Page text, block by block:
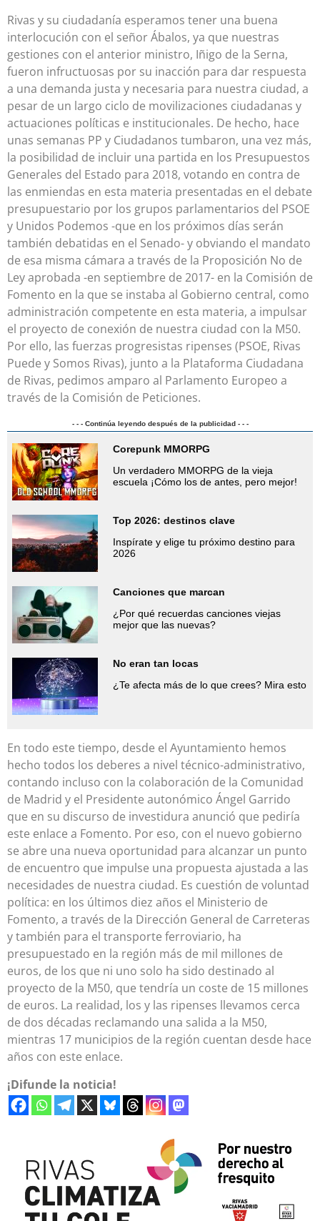
Rivas y su ciudadanía esperamos tener una buena
interlocución con el señor Ábalos, ya que nuestras
gestiones con el anterior ministro, Iñigo de la Serna,
fueron infructuosas por su inacción para dar respuesta
a una demanda justa y necesaria para nuestra ciudad, a
pesar de un largo ciclo de movilizaciones ciudadanas y
actuaciones políticas e institucionales. De hecho, hace
unas semanas PP y Ciudadanos tumbaron, una vez más,
la posibilidad de incluir una partida en los Presupuestos
Generales del Estado para 2018, votando en contra de
las enmiendas en esta materia presentadas en el debate
presupuestario por los grupos parlamentarios del PSOE
y Unidos Podemos -que en los próximos días serán
también debatidas en el Senado- y obviando el mandato
de esa misma cámara a través de la Proposición No de
Ley aprobada -en septiembre de 2017- en la Comisión de
Fomento en la que se instaba al Gobierno central, como
administración competente en esta materia, a impulsar
el proyecto de conexión de nuestra ciudad con la M50.
Por ello, las fuerzas progresistas ripenses (PSOE, Rivas
Puede y Somos Rivas), junto a la Plataforma Ciudadana
de Rivas, pedimos amparo al Parlamento Europeo a
través de la Comisión de Peticiones.
- - - Continúa leyendo después de la publicidad - - -
Corepunk MMORPG
Un verdadero MMORPG de la vieja
escuela ¡Cómo los de antes, pero mejor!
Top 2026: destinos clave
Inspírate y elige tu próximo destino para
2026
Canciones que marcan
¿Por qué recuerdas canciones viejas
mejor que las nuevas?
No eran tan locas
¿Te afecta más de lo que crees? Mira esto
En todo este tiempo, desde el Ayuntamiento hemos
hecho todos los deberes a nivel técnico-administrativo,
contando incluso con la colaboración de la Comunidad
de Madrid y el Presidente autonómico Ángel Garrido
que en su discurso de investidura anunció que pediría
este enlace a Fomento. Por eso, con el nuevo gobierno
se abre una nueva oportunidad para alcanzar un punto
de encuentro que impulse una propuesta ajustada a las
necesidades de nuestra ciudad. Es cuestión de voluntad
política: en los últimos diez años el Ministerio de
Fomento, a través de la Dirección General de Carreteras
y también para el transporte ferroviario, ha
presupuestado en la región más de mil millones de
euros, de los que ni uno solo ha sido destinado al
proyecto de la M50, que tendría un coste de 15 millones
de euros. La realidad, los y las ripenses llevamos cerca
de dos décadas reclamando una salida a la M50,
mientras 17 municipios de la región cuentan desde hace
años con este enlace.
¡Difunde la noticia!